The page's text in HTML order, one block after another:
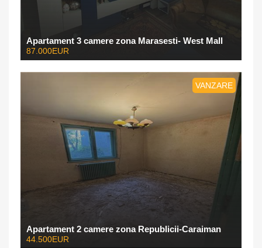
Apartament 3 camere zona Marasesti- West Mall
87.000EUR
VANZARE
Apartament 2 camere zona Republicii-Caraiman
44.500EUR